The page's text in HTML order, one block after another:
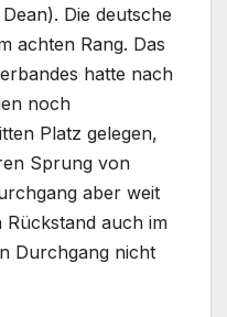
Die deutsche
achten Rang. Das
hatte nach
noch
Platz gelegen,
Sprung von
aber weit
auch im
Durchgang nicht